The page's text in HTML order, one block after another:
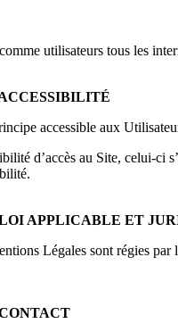
utilisateurs tous les
accessible aux
d’accès au Site, celui-ci
APPLICABLE ET
Légales sont régies